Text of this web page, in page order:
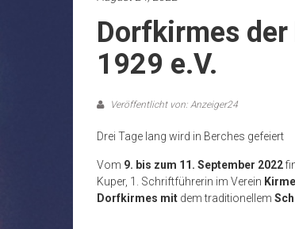
Dorfkirmes
1929 e.V.
Veröffentlicht von: Anzeiger24
Drei Tage lang wird in Berches gefeiert
Vom 9. bis zum 11. September 2022
Kuper, 1. Schriftführerin im Verein
Dorfkirmes mit dem traditionellem